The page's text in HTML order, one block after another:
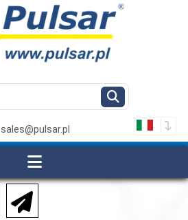
sales@pulsar.pl